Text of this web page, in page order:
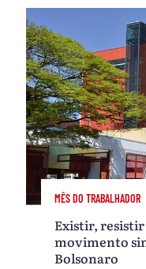
MÊS DO TRABALHADOR
Existir, resistir
movimento
Bolsonaro